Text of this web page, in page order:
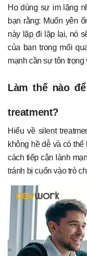
Họ dùng sự im lặng
bạn rằng: Muốn yên
này lặp đi lặp lại, nó
của bạn trong mối
mạnh cần sự tôn
Làm thế nào
treatment?
Hiểu về silent
không hề dễ và có
cách tiếp cận lành
tránh bị cuốn vào trò